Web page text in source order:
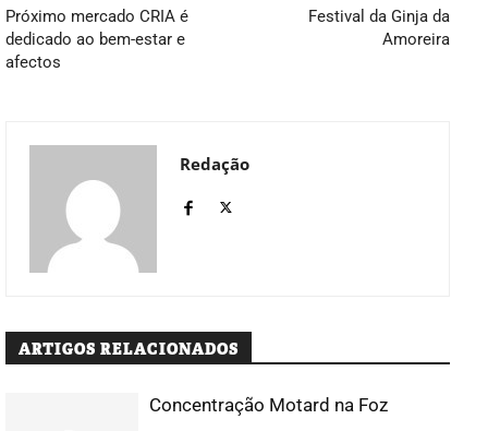
Próximo mercado CRIA é
dedicado ao bem-estar e
afectos
Festival da Ginja da
Amoreira
Redação
ARTIGOS RELACIONADOS
Concentração Motard na Foz